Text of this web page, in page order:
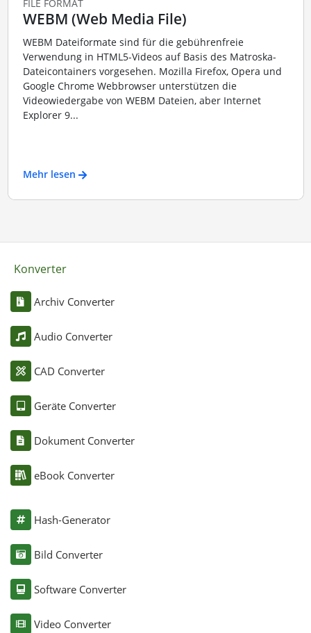
FILE FORMAT
WEBM (Web Media File)
WEBM Dateiformate sind für die gebührenfreie
Verwendung in HTML5-Videos auf Basis des Matroska-
Dateicontainers vorgesehen. Mozilla Firefox, Opera und
Google Chrome Webbrowser unterstützen die
Videowiedergabe von WEBM Dateien, aber Internet
Explorer 9...
Mehr lesen
Konverter
Archiv Converter
Audio Converter
CAD Converter
Geräte Converter
Dokument Converter
eBook Converter
Hash-Generator
Bild Converter
Software Converter
Video Converter